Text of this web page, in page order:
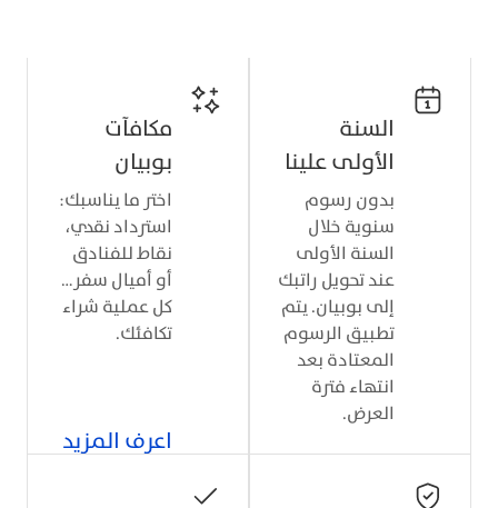
إضافية مصممة لتناسب مشترياتك اليومية
وأسلوب حياتك وأيامك كلها.
السنة
الأولى علينا
بدون رسوم
سنوية خلال
السنة الأولى
عند تحويل راتبك
إلى بوبيان. يتم
تطبيق الرسوم
المعتادة بعد
انتهاء فترة
العرض.
مكافآت
بوبيان
اختر ما يناسبك:
استرداد نقدي،
نقاط للفنادق
أو أميال سفر…
كل عملية شراء
تكافئك.
اعرف المزيد